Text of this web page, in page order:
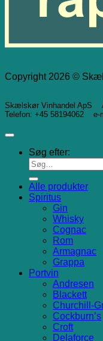
Copyright 2026 ©
Skælskør Vinhandel ApS
Telefon: +45 58194062 e-
Søg efter:
Alle produkter
Spiritus
Gin
Whisky
Cognac
Rom
Armagnac
Grappa
Portvin
Andresen
Blackett
Churchill-
Cockburn’s
Croft
Delaforce